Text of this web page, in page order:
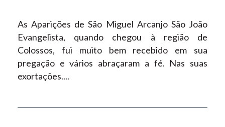
As Aparições de São Miguel ArcanjoSão João
Evangelista, quando chegou à região de
Colossos, fui muito bem recebido em sua
pregação e vários abraçaram a fé. Nas suas
exortações....